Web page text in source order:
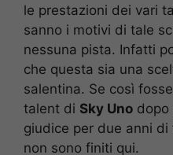
le prestazioni dei vari
sanno i motivi di tale
nessuna pista. Infatti
che questa sia una
salentina. Se così
talent di Sky Uno dopo
giudice per due anni
non sono finiti qui.